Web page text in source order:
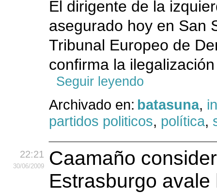
El dirigente de la
asegurado hoy en San
Tribunal Europeo de
confirma la
Seguir leyendo
Archivado en: batasuna,
partidos politicos, política,
22:21
30/06/2009
Caamaño
Estrasburgo